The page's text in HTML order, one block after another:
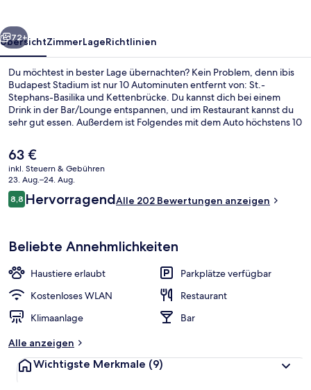
Weiter
72+
ÜbersichtZimmerLageRichtlinien
Du möchtest in bester Lage übernachten? Kein Problem, denn ibis
Budapest Stadium ist nur 10 Autominuten entfernt von: St.-
Stephans-Basilika und Kettenbrücke. Du kannst dich bei einem
Drink in der Bar/Lounge entspannen, und im Restaurant kannst du
sehr gut essen. Außerdem ist Folgendes mit dem Auto höchstens 10
Die Unterkunft ist nur einen kurzen Fußmarsch von den öffentlichen
Verkehrsmitteln entfernt: Bis zur U-Bahn sind es wenige Schritte
(Straßenbahnhaltestelle Albert Flórián út) bzw. 5 Minuten (Station
Nepliget).
Der
aktuelle
Preis
beträgt
63 €.
63 €
inkl. Steuern & Gebühren
23. Aug.–24. Aug.
Bewertungen
8,88,8 von 10.
HervorragendAlle 202 Bewertungen anzeigen
Beliebte Annehmlichkeiten
Haustiere erlaubt
Parkplätze verfügbar
Kostenloses WLAN
Restaurant
Klimaanlage
Bar
Alle anzeigen
Wichtigste Merkmale (9)